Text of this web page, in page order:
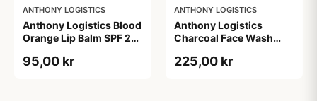
ANTHONY LOGISTICS
Anthony Logistics Blood
Orange Lip Balm SPF 25
95,00 kr
ANTHONY LOGISTICS
Anthony Logistics
Charcoal Face Wash
225,00 kr